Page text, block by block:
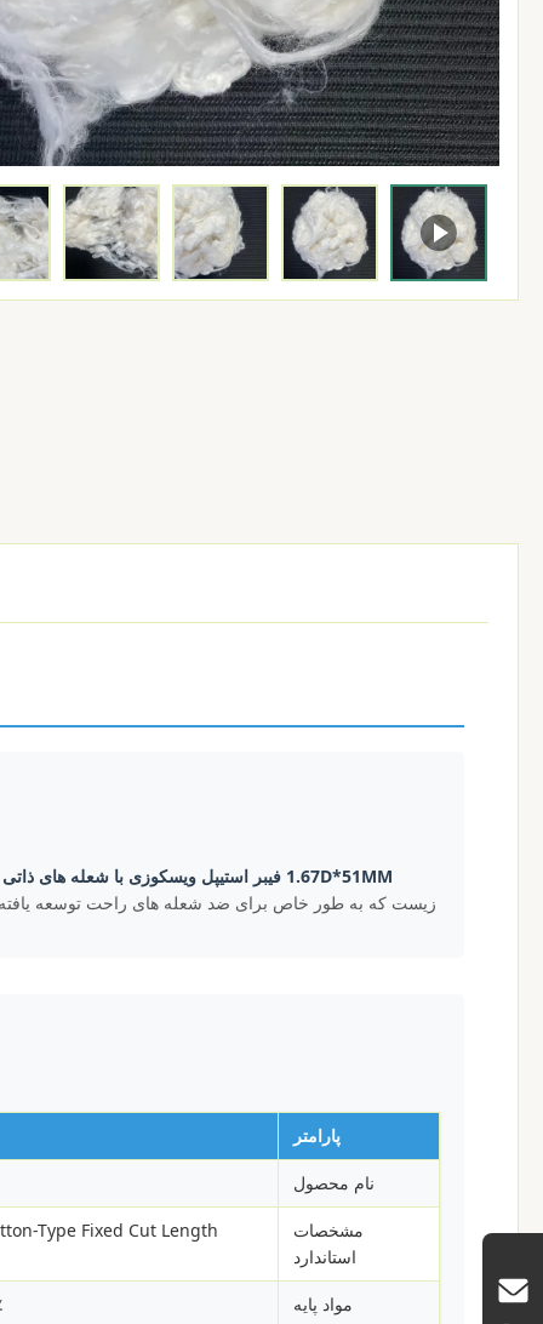
1.67D*51MM فیبر استیپل ویسکوزی با شعله های ذاتی و ارگانیک
زیست که به طور خاص برای ضد شعله های راحت توسعه
پارامتر
نام محصول
مشخصات
استاندارد
مواد پایه